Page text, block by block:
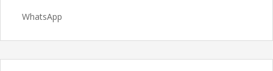
WhatsApp